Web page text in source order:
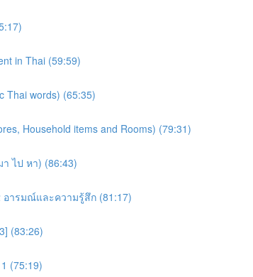
in Thai (59:59)
Thai words) (65:35)
Household items and Rooms) (79:31)
า ไป หา) (86:43)
อารมณ์และความรู้สึก (81:17)
(83:26)
(75:19)